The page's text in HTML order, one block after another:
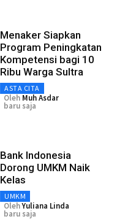
Menaker Siapkan
Program Peningkatan
Kompetensi bagi 10
Ribu Warga Sultra
ASTA CITA
Oleh Muh Asdar
baru saja
Bank Indonesia
Dorong UMKM Naik
Kelas
UMKM
OlehYuliana Linda
baru saja